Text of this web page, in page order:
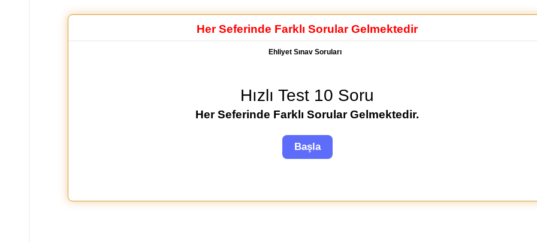
Her Seferinde Farklı Sorular Gelmektedir
Ehliyet Sınav Soruları
Hızlı Test 10 Soru
Her Seferinde Farklı Sorular Gelmektedir.